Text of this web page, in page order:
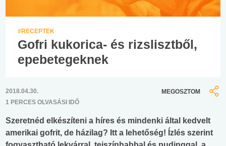
#RECEPTEK
Gofri kukorica- és rizslisztből,
epebetegeknek
2018.04.30.
1 PERCES OLVASÁSI IDŐ
MEGOSZTOM
Szeretnéd elkészíteni a híres és mindenki által kedvelt
amerikai gofrit, de házilag? Itt a lehetőség! Ízlés szerint